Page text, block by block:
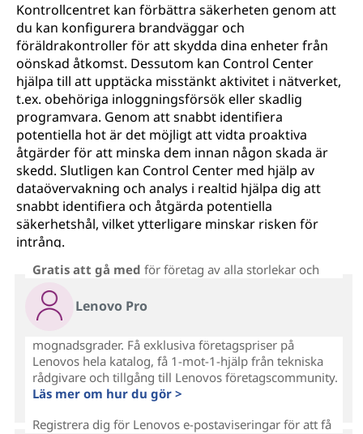
Kontrollcentret kan förbättra säkerheten genom att
du kan konfigurera brandväggar och
föräldrakontroller för att skydda dina enheter från
oönskad åtkomst. Dessutom kan Control Center
hjälpa till att upptäcka misstänkt aktivitet i nätverket,
t.ex. obehöriga inloggningsförsök eller skadlig
programvara. Genom att snabbt identifiera
potentiella hot är det möjligt att vidta proaktiva
åtgärder för att minska dem innan någon skada är
skedd. Slutligen kan Control Center med hjälp av
dataövervakning och analys i realtid hjälpa dig att
snabbt identifiera och åtgärda potentiella
säkerhetshål, vilket ytterligare minskar risken för
intrång.
Lenovo Pro
Gratis att gå med för företag av alla storlekar och
mognadsgrader. Få exklusiva företagspriser på
Lenovos hela katalog, få 1-mot-1-hjälp från tekniska
rådgivare och tillgång till Lenovos företagscommunity.
Läs mer om hur du gör >
Registrera dig för Lenovos e-postaviseringar för att få